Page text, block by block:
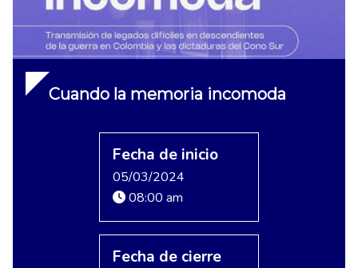
Cuando la memoria incomoda
Fecha de inicio
05/03/2024
08:00 am
Fecha de cierre